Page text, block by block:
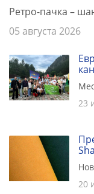
Ретро-пачка –
05 августа 2026
23
20